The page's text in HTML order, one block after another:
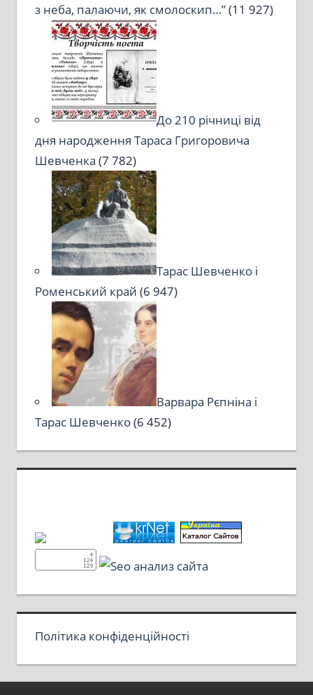
з неба, палаючи, як смолоскип…”(11 927)
До 210 річниці від
дня народження Тараса Григоровича
Шевченка (7 782)
Тарас Шевченко і
Роменський край (6 947)
Варвара Рєпніна і
Тарас Шевченко(6 452)
Політика конфіденційності